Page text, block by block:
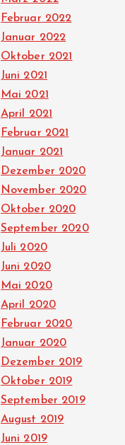
Februar 2022
Januar 2022
Oktober 2021
Juni 2021
Mai 2021
April 2021
Februar 2021
Januar 2021
Dezember 2020
November 2020
Oktober 2020
September 2020
Juli 2020
Juni 2020
Mai 2020
April 2020
Februar 2020
Januar 2020
Dezember 2019
Oktober 2019
September 2019
August 2019
Juni 2019